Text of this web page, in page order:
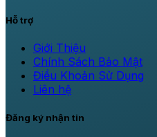
Hỗ trợ
Giới Thiệu
Chính Sách Bảo Mật
Điều Khoản Sử Dụng
Liên hệ
Đăng ký nhận tin